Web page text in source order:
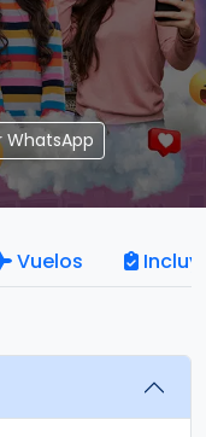
WhatsApp
Vuelos